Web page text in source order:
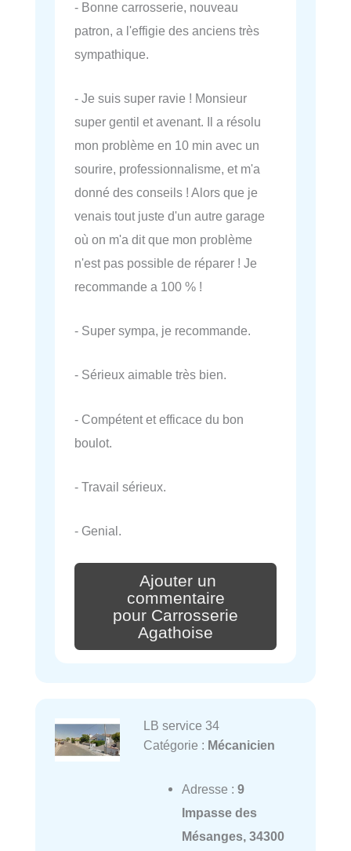
- Bonne carrosserie, nouveau
patron, a l'effigie des anciens très
sympathique.
- Je suis super ravie ! Monsieur
super gentil et avenant. Il a résolu
mon problème en 10 min avec un
sourire, professionnalisme, et m'a
donné des conseils ! Alors que je
venais tout juste d'un autre garage
où on m'a dit que mon problème
n'est pas possible de réparer ! Je
recommande a 100 % !
- Super sympa, je recommande.
- Sérieux aimable très bien.
- Compétent et efficace du bon
boulot.
- Travail sérieux.
- Genial.
Ajouter un
commentaire
pour Carrosserie
Agathoise
LB service 34
Catégorie : Mécanicien
Adresse : 9
Impasse des
Mésanges, 34300